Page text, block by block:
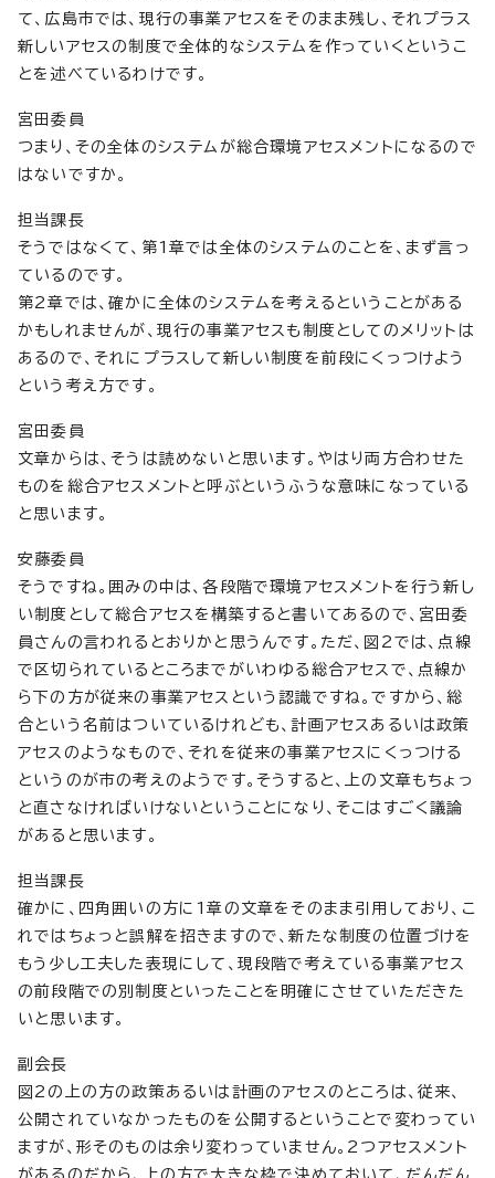
て、広島市では、現行の事業アセスをそのまま残し、それプラス
新しいアセスの制度で全体的なシステムを作っていくというこ
とを述べているわけです。
宮田委員
つまり、その全体のシステムが総合環境アセスメントになるので
はないですか。
担当課長
そうではなくて、第1章では全体のシステムのことを、まず言っ
ているのです。
第2章では、確かに全体のシステムを考えるということがある
かもしれませんが、現行の事業アセスも制度としてのメリットは
あるので、それにプラスして新しい制度を前段にくっつけよう
という考え方です。
宮田委員
文章からは、そうは読めないと思います。やはり両方合わせた
ものを総合アセスメントと呼ぶというふうな意味になっている
と思います。
安藤委員
そうですね。囲みの中は、各段階で環境アセスメントを行う新し
い制度として総合アセスを構築すると書いてあるので、宮田委
員さんの言われるとおりかと思うんです。ただ、図2では、点線
で区切られているところまでがいわゆる総合アセスで、点線か
ら下の方が従来の事業アセスという認識ですね。ですから、総
合という名前はついているけれども、計画アセスあるいは政策
アセスのようなもので、それを従来の事業アセスにくっつける
というのが市の考えのようです。そうすると、上の文章もちょっ
と直さなければいけないということになり、そこはすごく議論
があると思います。
担当課長
確かに、四角囲いの方に1章の文章をそのまま引用しており、こ
れではちょっと誤解を招きますので、新たな制度の位置づけを
もう少し工夫した表現にして、現段階で考えている事業アセス
の前段階での別制度といったことを明確にさせていただきた
いと思います。
副会長
図2の上の方の政策あるいは計画のアセスのところは、従来、
公開されていなかったものを公開するということで変わってい
ますが、形そのものは余り変わっていません。2つアセスメント
があるのだから、上の方で大きな枠で決めておいて、だんだん